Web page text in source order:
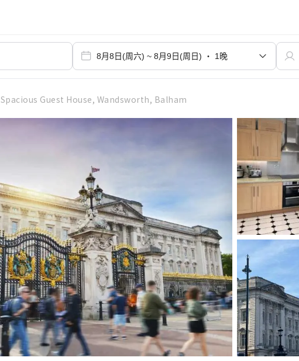
Spacious Guest House, Wandsworth, Balham